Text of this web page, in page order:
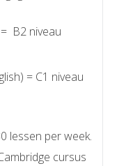
B2 niveau
= C1 niveau
lessen per week.
cursus